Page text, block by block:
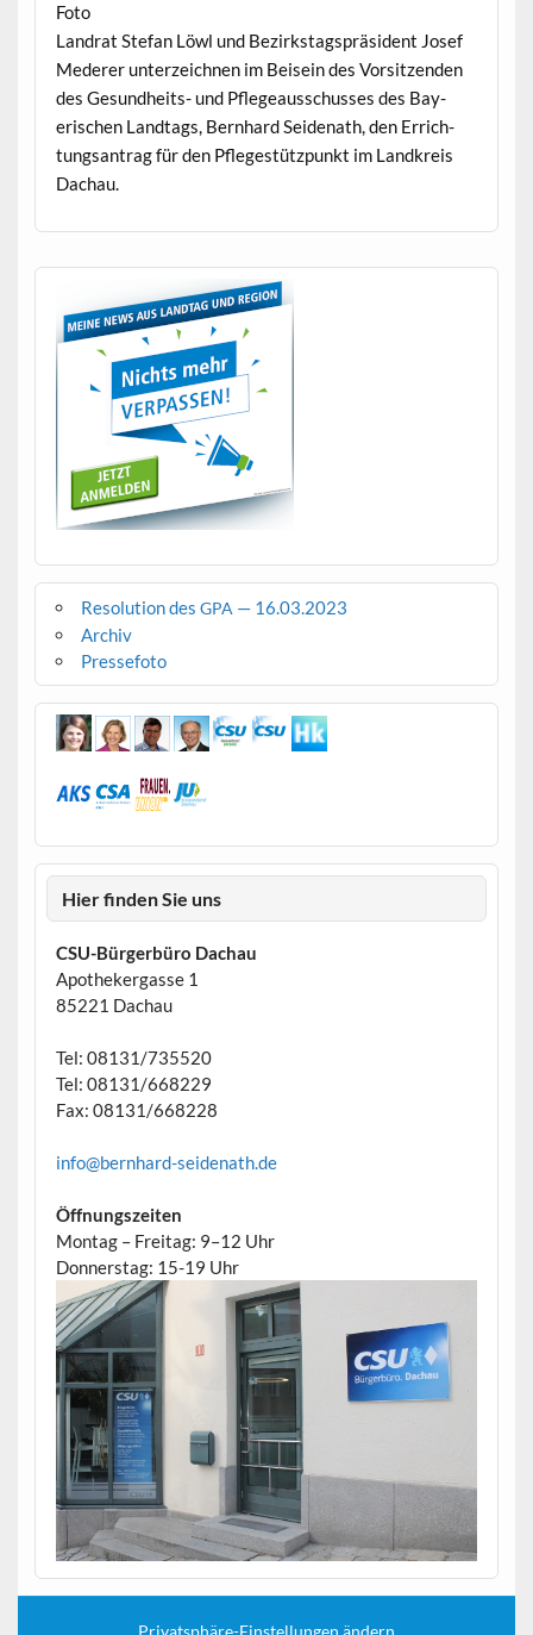
Foto
Lan­drat Ste­fan Löwl und Bezirk­stagspräsi­dent Josef
Med­er­er unterze­ich­nen im Bei­sein des Vor­sitzen­den
des Gesund­heits- und Pflegeauss­chuss­es des Bay­
erischen Land­tags, Bern­hard Sei­de­nath, den Errich­
tungsantrag für den Pflegestützpunkt im Land­kreis
Dachau.
Resolution des GPA — 16.03.2023
Archiv
Pressefoto
Hier finden Sie uns
CSU-Bürgerbüro Dachau
Apothekergasse 1
85221 Dachau
Tel: 08131/735520
Tel: 08131/668229
Fax: 08131/668228
info@bernhard-seidenath.de
Öffnungszeiten
Montag – Freitag: 9–12 Uhr
Donnerstag: 15-19 Uhr
Privatsphäre-Einstellungen ändern